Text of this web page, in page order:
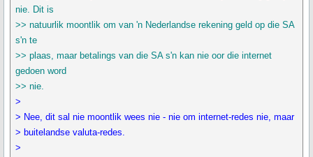
nie. Dit is
>> natuurlik moontlik om van 'n Nederlandse rekening geld op die SA
s'n te
>> plaas, maar betalings van die SA s'n kan nie oor die internet
gedoen word
>> nie.
>
> Nee, dit sal nie moontlik wees nie - nie om internet-redes nie, maar
> buitelandse valuta-redes.
>